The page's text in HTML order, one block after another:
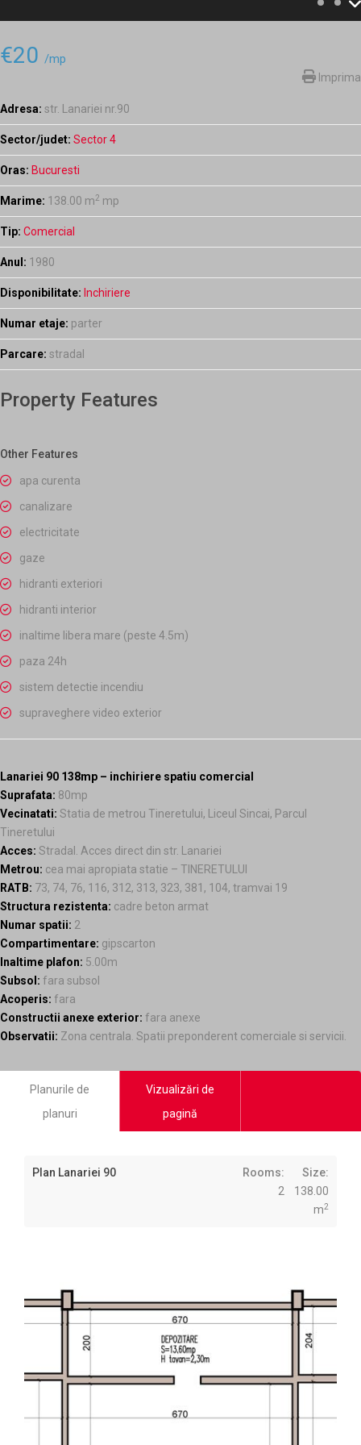
€20 /mp
Imprima
Adresa: str. Lanariei nr.90
Sector/judet: Sector 4
Oras: Bucuresti
Marime: 138.00 m2 mp
Tip: Comercial
Anul: 1980
Disponibilitate: Inchiriere
Numar etaje: parter
Parcare: stradal
Property Features
Other Features
apa curenta
canalizare
electricitate
gaze
hidranti exteriori
hidranti interior
inaltime libera mare (peste 4.5m)
paza 24h
sistem detectie incendiu
supraveghere video exterior
Lanariei 90 138mp – inchiriere spatiu comercial
Suprafata: 80mp
Vecinatati: Statia de metrou Tineretului, Liceul Sincai, Parcul
Tineretului
Acces: Stradal. Acces direct din str. Lanariei
Metrou: cea mai apropiata statie – TINERETULUI
RATB: 73, 74, 76, 116, 312, 313, 323, 381, 104, tramvai 19
Structura rezistenta: cadre beton armat
Numar spatii: 2
Compartimentare: gipscarton
Inaltime plafon: 5.00m
Subsol: fara subsol
Acoperis: fara
Constructii anexe exterior: fara anexe
Observatii: Zona centrala. Spatii preponderent comerciale si servicii.
Planurile de
planuri
Vizualizări de
pagină
Plan Lanariei 90
Size:
138.00
m2
Rooms:
2